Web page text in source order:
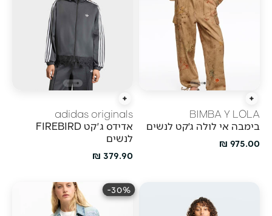
הוספה מהירה
BIMBA Y LOLA
בימבה אי לולה ג׳קט לנשים
מחיר מבצע
975.00 ₪
הוספה מהירה
adidas originals
אדידס ג'קט FIREBIRD
לנשים
מחיר מבצע
379.90 ₪
30%-